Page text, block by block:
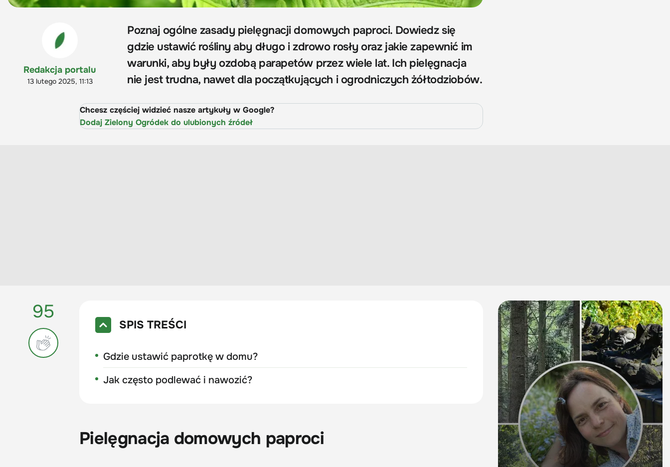
Redakcja portalu
13 lutego 2025, 11:13
Poznaj ogólne zasady pielęgnacji domowych paproci. Dowiedz się
gdzie ustawić rośliny aby długo i zdrowo rosły oraz jakie zapewnić im
warunki, aby były ozdobą parapetów przez wiele lat. Ich pielęgnacja
nie jest trudna, nawet dla początkujących i ogrodniczych żółtodziobów.
Chcesz częściej widzieć nasze artykuły w Google?
Dodaj Zielony Ogródek do ulubionych źródeł
95
SPIS TREŚCI
Gdzie ustawić paprotkę w domu?
Jak często podlewać i nawozić?
Pielęgnacja domowych paproci